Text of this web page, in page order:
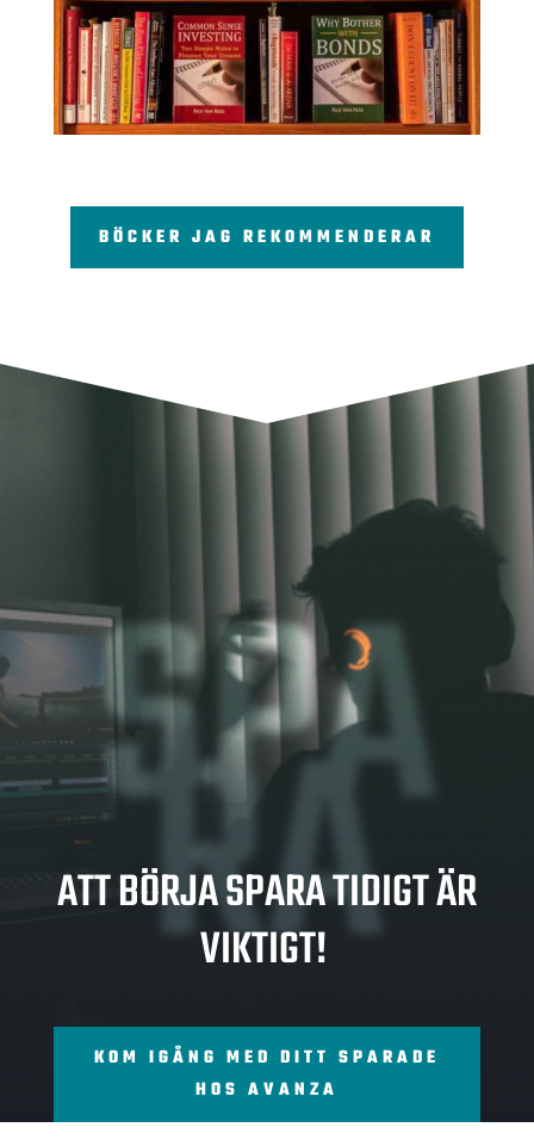
BÖCKER JAG REKOMMENDERAR
SPA
RA
ATT BÖRJA SPARA TIDIGT ÄR
VIKTIGT!
KOM IGÅNG MED DITT SPARADE
HOS AVANZA